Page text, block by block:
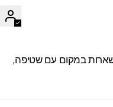
במקום עם שטיפה,